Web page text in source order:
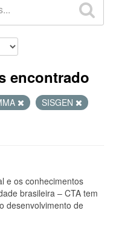
encontrado
SISGEN
e os conhecimentos
brasileira – CTA tem
desenvolvimento de